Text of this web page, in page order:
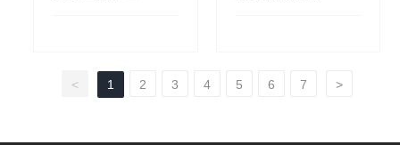
< 1 2 3 4 5 6 7 >